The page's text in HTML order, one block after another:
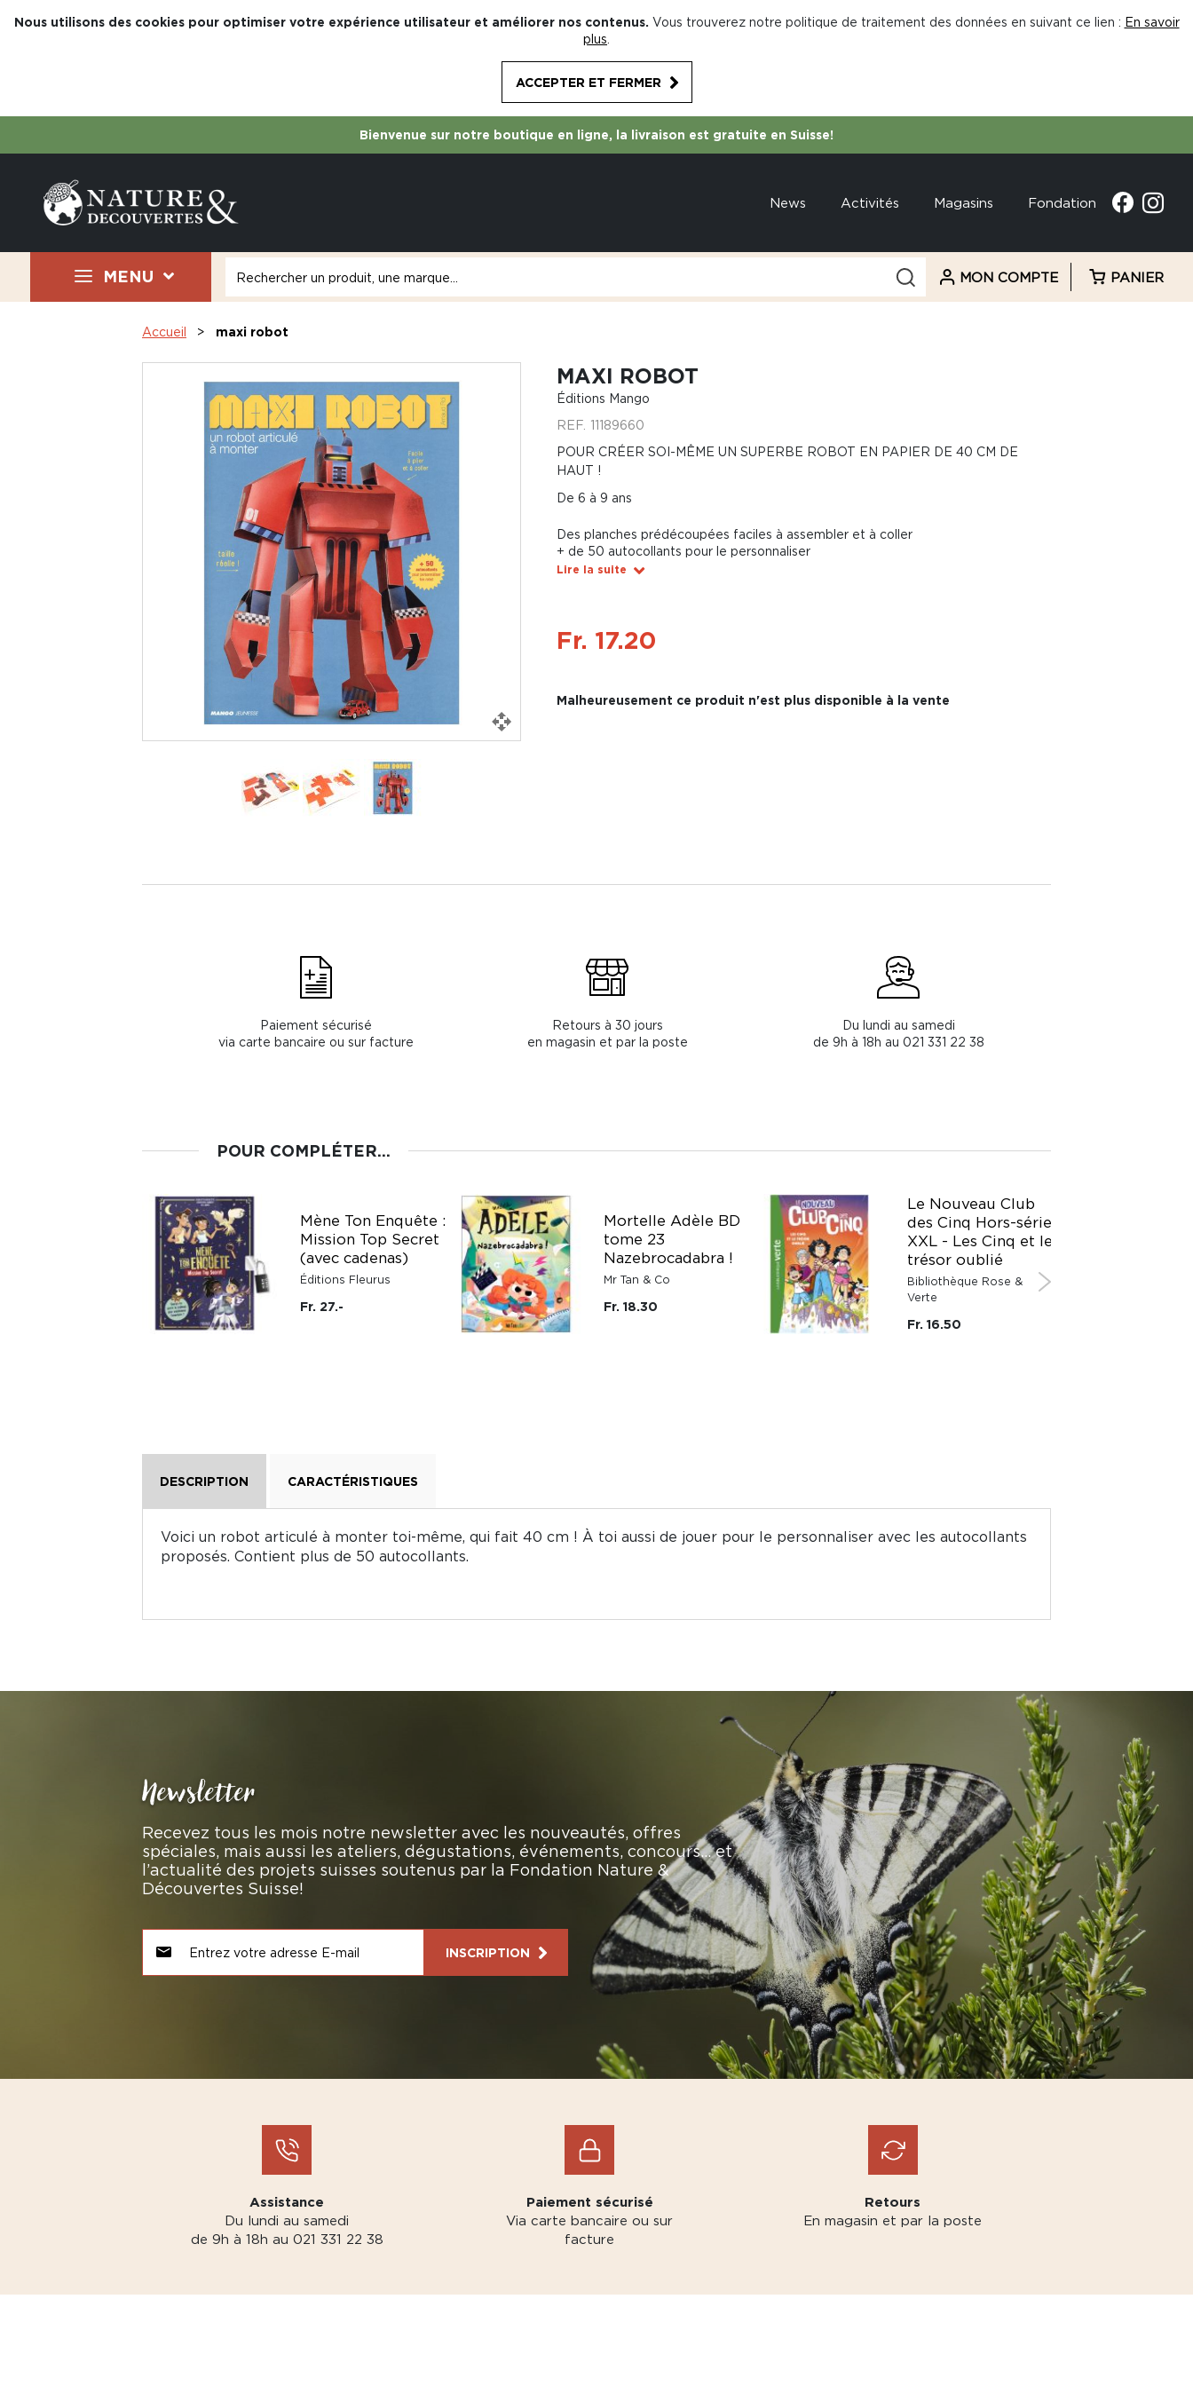
Nous utilisons des cookies pour optimiser votre expérience utilisateur et améliorer nos contenus. Vous trouverez notre politique de traitement des données en suivant ce lien : En savoir
plus
ACCEPTER ET FERMER
Bienvenue sur notre boutique en ligne, la livraison est gratuite en Suisse!
News Activités Magasins Fondation
MENU MON COMPTE PANIER
Accueil maxi robot
MAXI ROBOT
Éditions Mango
REF. 11189660
POUR CRÉER SOI-MÊME UN SUPERBE ROBOT EN PAPIER DE 40 CM DE
HAUT !
De 6 à 9 ans
Des planches prédécoupées faciles à assembler et à coller
+ de 50 autocollants pour le personnaliser
Lire la suite
Fr. 17.20
Malheureusement ce produit n'est plus disponible à la vente
Paiement sécurisé
via carte bancaire ou sur facture
Retours à 30 jours
en magasin et par la poste
Du lundi au samedi
de 9h à 18h au 021 331 22 38
POUR COMPLÉTER...
Mène Ton Enquête :
Mission Top Secret
(avec cadenas)
Éditions Fleurus
Fr. 27.-
Mortelle Adèle BD
tome 23
Nazebrocadabra !
Mr Tan & Co
Fr. 18.30
Le Nouveau Club
des Cinq Hors-série
XXL - Les Cinq et le
trésor oublié
Bibliothèque Rose &
Verte
Fr. 16.50
DESCRIPTION CARACTÉRISTIQUES
Voici un robot articulé à monter toi-même, qui fait 40 cm ! À toi aussi de jouer pour le personnaliser avec les autocollants
proposés. Contient plus de 50 autocollants.
Newsletter
Recevez tous les mois notre newsletter avec les nouveautés, offres
spéciales, mais aussi les ateliers, dégustations, événements, concours… et
l’actualité des projets suisses soutenus par la Fondation Nature &
Découvertes Suisse!
INSCRIPTION
Assistance
Du lundi au samedi
de 9h à 18h au 021 331 22 38
Paiement sécurisé
Via carte bancaire ou sur
facture
Retours
En magasin et par la poste